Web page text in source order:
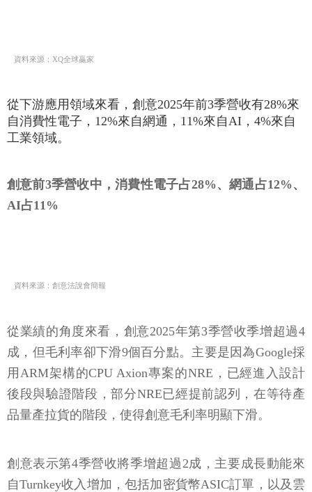
資料來源：XQ全球贏家
從下游應用領域來看，創意2025年前3季營收有28%來
自消費性電子，12%來自網通，11%來自AI，4%來自
工業領域。
創意前3季營收中，消費性電子占28%、網通占12%、
AI占11%
資料來源：創意法說會簡報
從業績的角度來看，創意2025年第3季營收季增超過4
成，但毛利率卻下滑9個百分點。主要是因為Google採
用ARM架構的CPU Axion專案的NRE，已經進入設計
後段與驗證階段，部分NRE已經提前認列，在等待產
品量產拉貨的階段，使得創意毛利率明顯下滑。
創意表示第4季營收將季增超過2成，主要成長動能來
自Turnkey收入增加，包括加密貨幣ASIC訂單，以及雲